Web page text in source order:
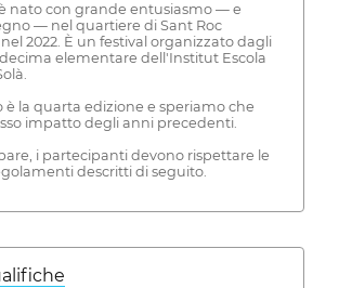
nato con grande entusiasmo — e
— nel quartiere di Sant Roc
2022. È un festival organizzato dagli
elementare dell'Institut Escola
è la quarta edizione e speriamo che
impatto degli anni precedenti.
i partecipanti devono rispettare le
descritti di seguito.